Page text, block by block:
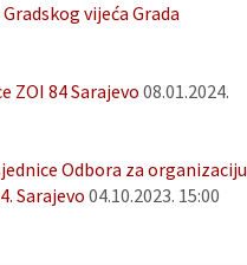
vijeća Grada
ZOI 84 Sarajevo 08.01.2024.
Odbora za organizaciju
Sarajevo 04.10.2023. 15:00